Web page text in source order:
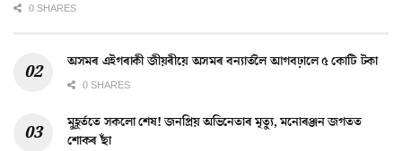
0 SHARES
অসমৰ এইগৰাকী জীয়ৰীয়ে অসমৰ বন্যাৰ্তলৈ আগবঢ়ালে ৫ কোটি টকা
0 SHARES
মুহূৰ্ততে সকলো শেষ! জনপ্ৰিয় অভিনেতাৰ মৃত্যু, মনোৰঞ্জন জগতত
শোকৰ ছাঁ